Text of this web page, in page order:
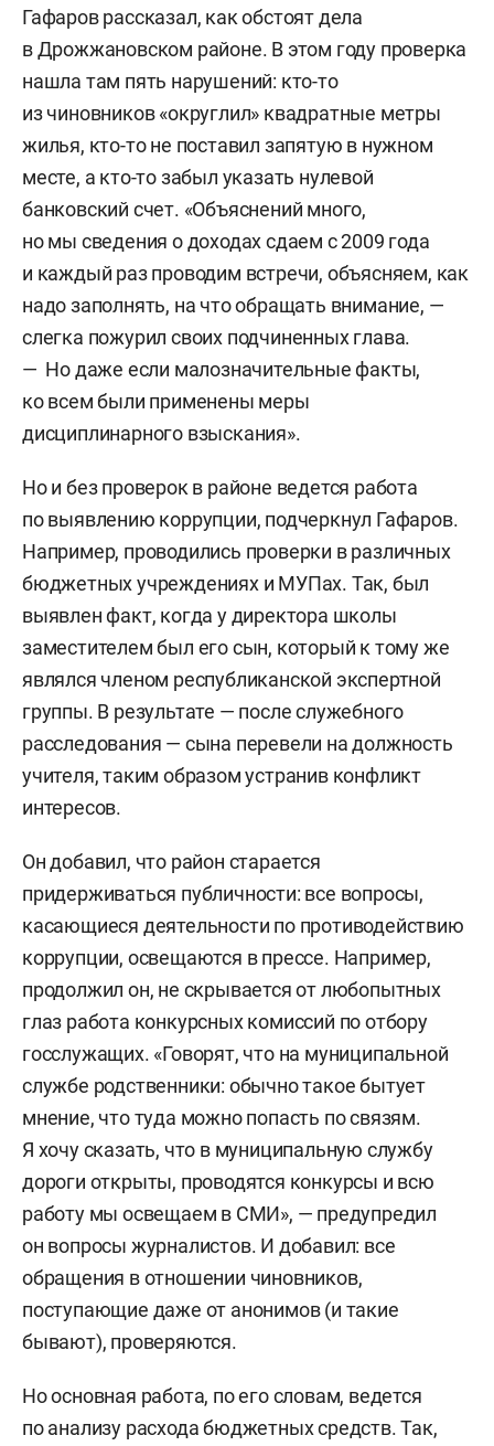
Гафаров рассказал, как обстоят дела
в Дрожжановском районе. В этом году проверка
нашла там пять нарушений: кто-то
из чиновников «округлил» квадратные метры
жилья, кто-то не поставил запятую в нужном
месте, а кто-то забыл указать нулевой
банковский счет. «Объяснений много,
но мы сведения о доходах сдаем с 2009 года
и каждый раз проводим встречи, объясняем, как
надо заполнять, на что обращать внимание, —
слегка пожурил своих подчиненных глава.
— Но даже если малозначительные факты,
ко всем были применены меры
дисциплинарного взыскания».
Но и без проверок в районе ведется работа
по выявлению коррупции, подчеркнул Гафаров.
Например, проводились проверки в различных
бюджетных учреждениях и МУПах. Так, был
выявлен факт, когда у директора школы
заместителем был его сын, который к тому же
являлся членом республиканской экспертной
группы. В результате — после служебного
расследования — сына перевели на должность
учителя, таким образом устранив конфликт
интересов.
Он добавил, что район старается
придерживаться публичности: все вопросы,
касающиеся деятельности по противодействию
коррупции, освещаются в прессе. Например,
продолжил он, не скрывается от любопытных
глаз работа конкурсных комиссий по отбору
госслужащих. «Говорят, что на муниципальной
службе родственники: обычно такое бытует
мнение, что туда можно попасть по связям.
Я хочу сказать, что в муниципальную службу
дороги открыты, проводятся конкурсы и всю
работу мы освещаем в СМИ», — предупредил
он вопросы журналистов. И добавил: все
обращения в отношении чиновников,
поступающие даже от анонимов (и такие
бывают), проверяются.
Но основная работа, по его словам, ведется
по анализу расхода бюджетных средств. Так,